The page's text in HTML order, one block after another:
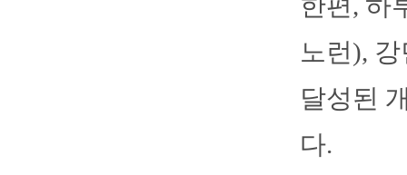
노런),
달성된
다.